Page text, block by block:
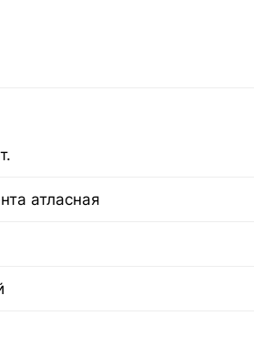
атласная